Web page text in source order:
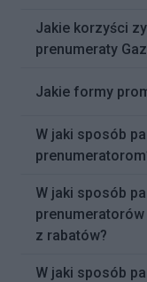
Jakie korzyści
prenumeraty
Jakie formy
W jaki sposób
W jaki sposób
z rabatów?
W jaki sposób